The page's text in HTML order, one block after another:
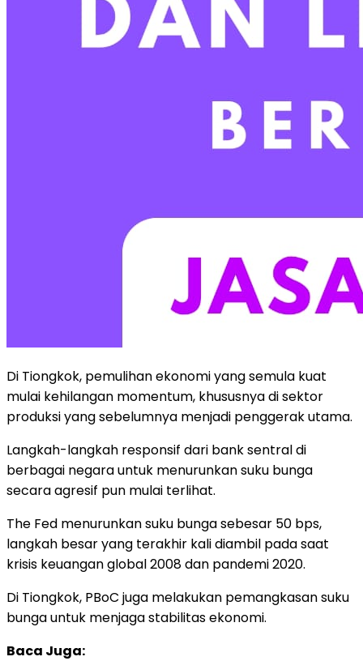
Di Tiongkok, pemulihan ekonomi yang semula kuat
mulai kehilangan momentum, khususnya di sektor
produksi yang sebelumnya menjadi penggerak utama.
Langkah-langkah responsif dari bank sentral di
berbagai negara untuk menurunkan suku bunga
secara agresif pun mulai terlihat.
The Fed menurunkan suku bunga sebesar 50 bps,
langkah besar yang terakhir kali diambil pada saat
krisis keuangan global 2008 dan pandemi 2020.
Di Tiongkok, PBoC juga melakukan pemangkasan suku
bunga untuk menjaga stabilitas ekonomi.
Baca Juga: